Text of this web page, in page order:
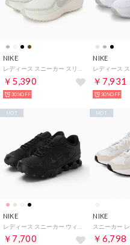
NIKE
￥5,390
30%OFF
NIKE
￥7,931
30%OFF
NIKE
￥7,700
HOT
NIKE
￥6,798
HOT